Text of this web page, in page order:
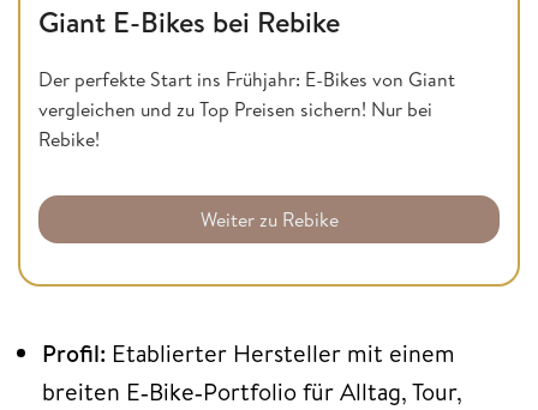
Giant E-Bikes bei Rebike
Der perfekte Start ins Frühjahr: E-Bikes von Giant
vergleichen und zu Top Preisen sichern! Nur bei
Rebike!
Weiter zu Rebike
Profil: Etablierter Hersteller mit einem
breiten E‑Bike‑Portfolio für Alltag, Tour,